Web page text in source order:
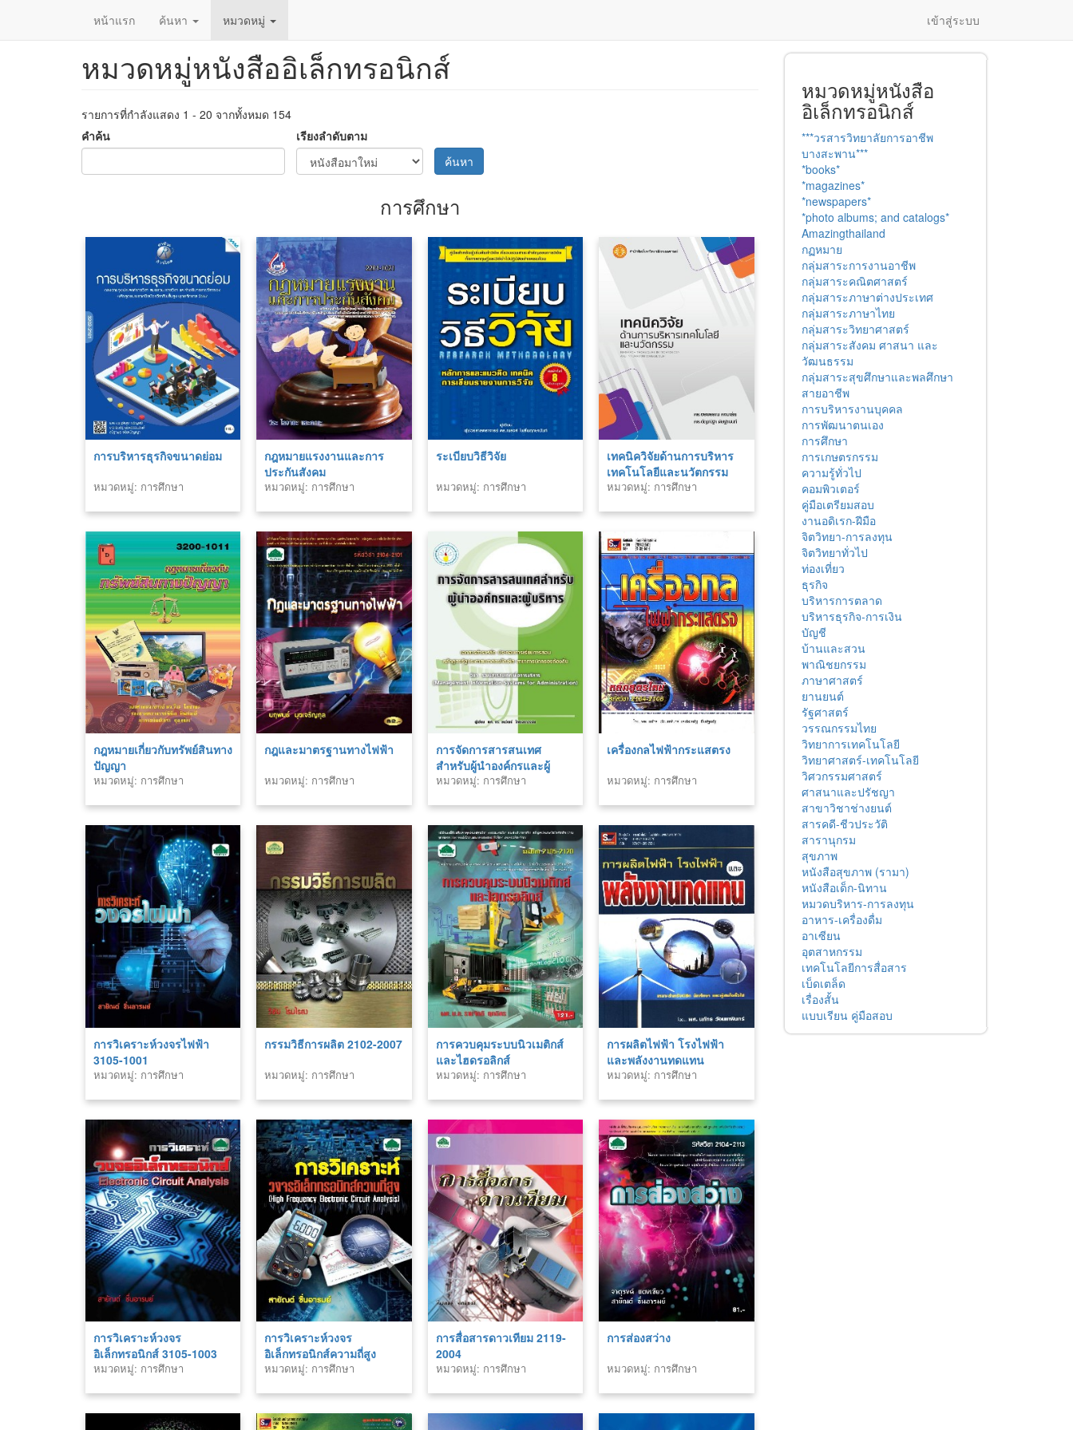
หน้าแรก ค้นหา หมวดหมู่ เข้าสู่ระบบ
หมวดหมู่หนังสืออิเล็กทรอนิกส์
รายการที่กำลังแสดง 1 - 20 จากทั้งหมด 154
คำค้น
เรียงลำดับตาม
ค้นหา
การศึกษา
การบริหารธุรกิจขนาดย่อม
หมวดหมู่: การศึกษา
กฎหมายแรงงานและการ
ประกันสังคม
หมวดหมู่: การศึกษา
ระเบียบวิธีวิจัย
หมวดหมู่: การศึกษา
เทคนิควิจัยด้านการบริหาร
เทคโนโลยีและนวัตกรรม
หมวดหมู่: การศึกษา
กฎหมายเกี่ยวกับทรัพย์สินทาง
ปัญญา
หมวดหมู่: การศึกษา
กฎและมาตรฐานทางไฟฟ้า
หมวดหมู่: การศึกษา
การจัดการสารสนเทศ
สำหรับผู้นำองค์กรและผู้
บริหาร
หมวดหมู่: การศึกษา
เครื่องกลไฟฟ้ากระแสตรง
หมวดหมู่: การศึกษา
การวิเคราะห์วงจรไฟฟ้า
3105-1001
หมวดหมู่: การศึกษา
กรรมวิธีการผลิต 2102-2007
หมวดหมู่: การศึกษา
การควบคุมระบบนิวเมติกส์
และไฮดรอลิกส์
หมวดหมู่: การศึกษา
การผลิตไฟฟ้า โรงไฟฟ้า
และพลังงานทดแทน
หมวดหมู่: การศึกษา
การวิเคราะห์วงจร
อิเล็กทรอนิกส์ 3105-1003
หมวดหมู่: การศึกษา
การวิเคราะห์วงจร
อิเล็กทรอนิกส์ความถี่สูง
3105-2003
หมวดหมู่: การศึกษา
การสื่อสารดาวเทียม 2119-
2004
หมวดหมู่: การศึกษา
การส่องสว่าง
หมวดหมู่: การศึกษา
หมวดหมู่หนังสือ
อิเล็กทรอนิกส์
***วรสารวิทยาลัยการอาชีพ
บางสะพาน***
*books*
*magazines*
*newspapers*
*photo albums; and catalogs*
Amazingthailand
กฏหมาย
กลุ่มสาระการงานอาชีพ
กลุ่มสาระคณิตศาสตร์
กลุ่มสาระภาษาต่างประเทศ
กลุ่มสาระภาษาไทย
กลุ่มสาระวิทยาศาสตร์
กลุ่มสาระสังคม ศาสนา และ
วัฒนธรรม
กลุ่มสาระสุขศึกษาและพลศึกษา
สายอาชีพ
การบริหารงานบุคคล
การพัฒนาตนเอง
การศึกษา
การเกษตรกรรม
ความรู้ทั่วไป
คอมพิวเตอร์
คู่มือเตรียมสอบ
งานอดิเรก-ฝีมือ
จิตวิทยา-การลงทุน
จิตวิทยาทั่วไป
ท่องเที่ยว
ธุรกิจ
บริหารการตลาด
บริหารธุรกิจ-การเงิน
บัญชี
บ้านและสวน
พาณิชยกรรม
ภาษาศาสตร์
ยานยนต์
รัฐศาสตร์
วรรณกรรมไทย
วิทยาการเทคโนโลยี
วิทยาศาสตร์-เทคโนโลยี
วิศวกรรมศาสตร์
ศาสนาและปรัชญา
สาขาวิชาช่างยนต์
สารคดี-ชีวประวัติ
สารานุกรม
สุขภาพ
หนังสือสุขภาพ (รามา)
หนังสือเด็ก-นิทาน
หมวดบริหาร-การลงทุน
อาหาร-เครื่องดื่ม
อาเซียน
อุตสาหกรรม
เทคโนโลยีการสื่อสาร
เบ็ดเตล็ด
เรื่องสั้น
แบบเรียน คู่มือสอบ